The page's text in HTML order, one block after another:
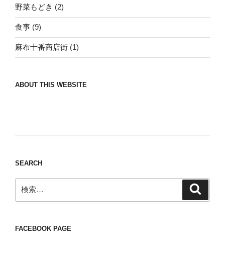
野菜もどき (2)
食事 (9)
麻布十番商店街 (1)
ABOUT THIS WEBSITE
SEARCH
索:
FACEBOOK PAGE